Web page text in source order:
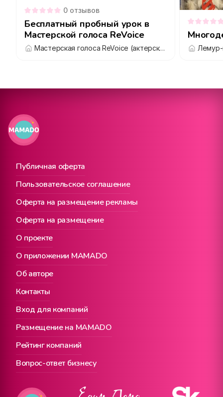
0 отзывов
Бесплатный пробный урок в
Мастерской голоса ReVoice
Мастерская голоса ReVoice (актерское мастерство и вокал) Лемур-
Публичная оферта
О проекте
Вход для компаний
Пользовательское соглашение
О приложении MAMADO
Размещение на MAMADO
Оферта на размещение рекламы
Об авторе
Рейтинг компаний
Оферта на размещение
Контакты
Вопрос-ответ бизнесу